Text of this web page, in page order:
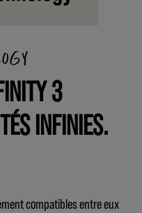
3
INFINIES.
compatibles entre eux